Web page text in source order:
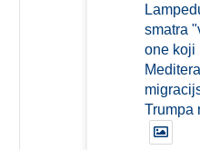
smatra
one koji
Trumpa